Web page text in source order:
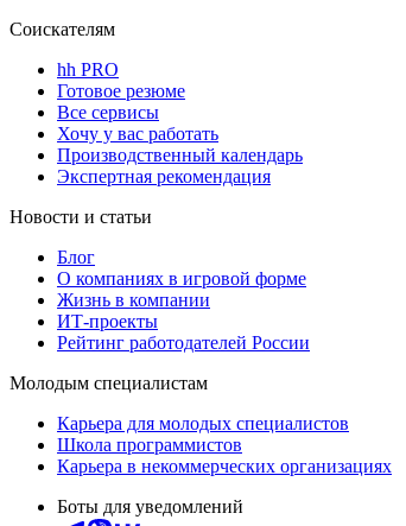
Соискателям
hh PRO
Готовое резюме
Все сервисы
Хочу у вас работать
Производственный календарь
Экспертная рекомендация
Новости и статьи
Блог
О компаниях в игровой форме
Жизнь в компании
ИТ-проекты
Рейтинг работодателей России
Молодым специалистам
Карьера для молодых специалистов
Школа программистов
Карьера в некоммерческих организациях
Боты для уведомлений